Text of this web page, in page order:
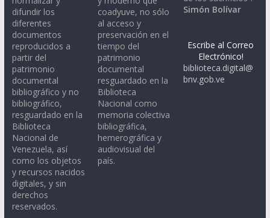
difundir los
diferentes
documentos
reproducidos a
partir del
patrimonio
documental
bibliográfico y no
bibliográfico,
resguardado en la
Biblioteca
Nacional de
Venezuela, así
como los objetos
y recursos nacidos
digitales, y sin
derechos
reservados.
coadyuve, no sólo
al acceso y
preservación en el
tiempo del
patrimonio
documental
resguardado en la
Biblioteca
Nacional como
memoria colectiva
bibliográfica,
hemerográfica y
audiovisual del
país.
Simón Bolívar
Escribe al Correo
Electrónico!
biblioteca.digital@
bnv.gob.ve